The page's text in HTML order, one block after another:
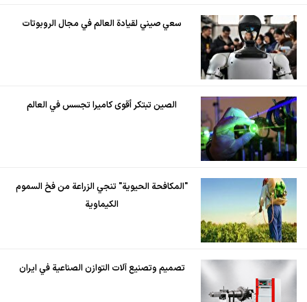
سعي صيني لقيادة العالم في مجال الروبوتات
الصين تبتكر أقوى كاميرا تجسس في العالم
"المكافحة الحيوية" تنجي الزراعة من فخ السموم
الكيماوية
تصميم وتصنيع آلات التوازن الصناعية في ايران